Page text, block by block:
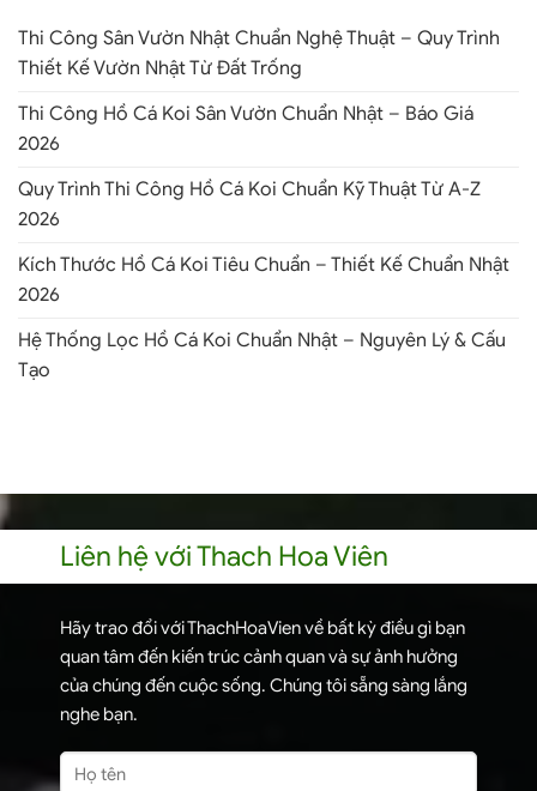
Thi Công Sân Vườn Nhật Chuẩn Nghệ Thuật – Quy Trình
Thiết Kế Vườn Nhật Từ Đất Trống
Thi Công Hồ Cá Koi Sân Vườn Chuẩn Nhật – Báo Giá
2026
Quy Trình Thi Công Hồ Cá Koi Chuẩn Kỹ Thuật Từ A-Z
2026
Kích Thước Hồ Cá Koi Tiêu Chuẩn – Thiết Kế Chuẩn Nhật
2026
Hệ Thống Lọc Hồ Cá Koi Chuẩn Nhật – Nguyên Lý & Cấu
Tạo
Liên hệ với Thach Hoa Viên
Hãy trao đổi với ThachHoaVien về bất kỳ điều gì bạn
quan tâm đến kiến trúc cảnh quan và sự ảnh hưởng
của chúng đến cuộc sống. Chúng tôi sẵng sàng lắng
nghe bạn.